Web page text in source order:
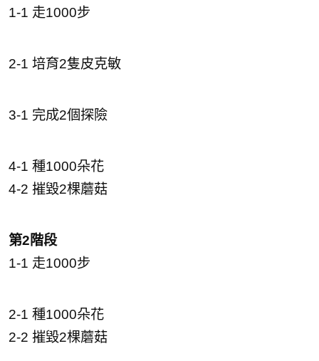
1-1 走1000步
2-1 培育2隻皮克敏
3-1 完成2個探險
4-1 種1000朵花
4-2 摧毀2棵蘑菇
第2階段
1-1 走1000步
2-1 種1000朵花
2-2 摧毀2棵蘑菇